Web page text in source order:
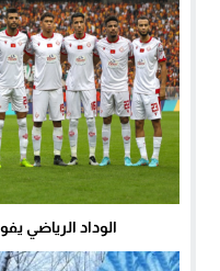
الوداد الرياضي